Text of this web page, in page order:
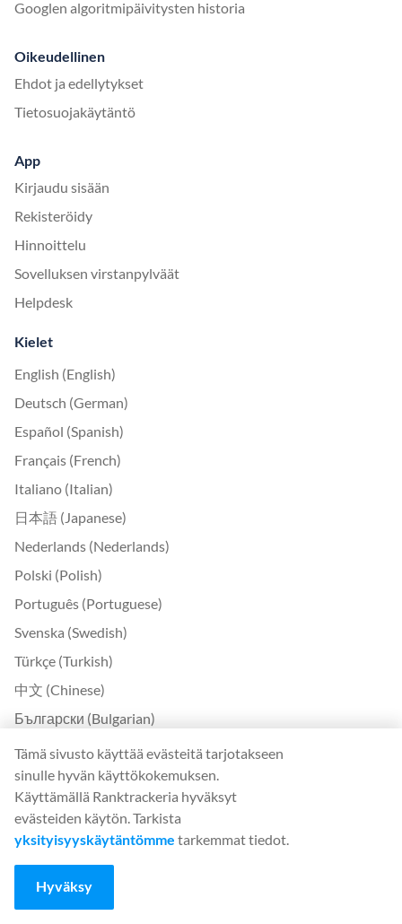
Googlen algoritmipäivitysten historia
Oikeudellinen
Ehdot ja edellytykset
Tietosuojakäytäntö
App
Kirjaudu sisään
Rekisteröidy
Hinnoittelu
Sovelluksen virstanpylväät
Helpdesk
Kielet
English (English)
Deutsch (German)
Español (Spanish)
Français (French)
Italiano (Italian)
日本語 (Japanese)
Nederlands (Nederlands)
Polski (Polish)
Português (Portuguese)
Svenska (Swedish)
Türkçe (Turkish)
中文 (Chinese)
Български (Bulgarian)
Čeština (Czech)
Dansk (Danish)
Ελληνικά (Greek)
Eesti (Estonian)
Suomi (Finnish)
Magyar (Hungarian)
Tämä sivusto käyttää evästeitä tarjotakseen
sinulle hyvän käyttökokemuksen.
Käyttämällä Ranktrackeria hyväksyt
evästeiden käytön. Tarkista
yksityisyyskäytäntömme tarkemmat tiedot.
Hyväksy